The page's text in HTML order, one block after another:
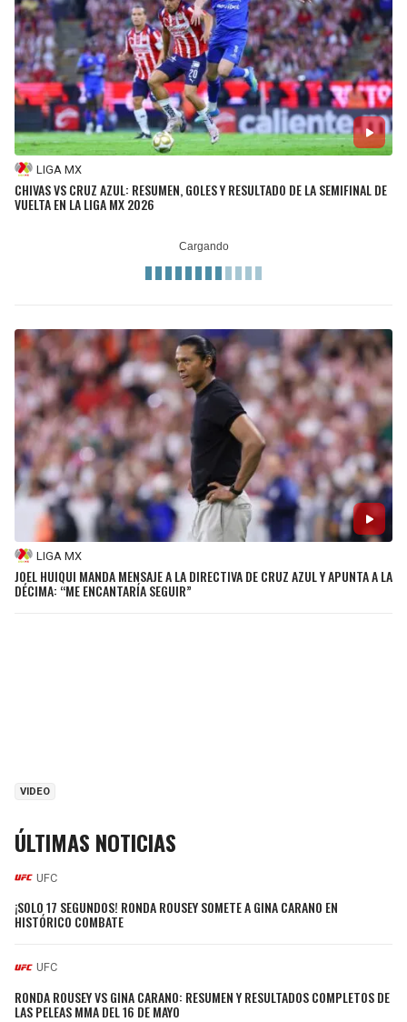
LIGA MX
CHIVAS VS CRUZ AZUL: RESUMEN, GOLES Y RESULTADO DE LA SEMIFINAL DE
VUELTA EN LA LIGA MX 2026
LIGA MX
JOEL HUIQUI MANDA MENSAJE A LA DIRECTIVA DE CRUZ AZUL Y APUNTA A LA
DÉCIMA: “ME ENCANTARÍA SEGUIR”
VIDEO
ÚLTIMAS NOTICIAS
UFC
¡SOLO 17 SEGUNDOS! RONDA ROUSEY SOMETE A GINA CARANO EN
HISTÓRICO COMBATE
UFC
RONDA ROUSEY VS GINA CARANO: RESUMEN Y RESULTADOS COMPLETOS DE
LAS PELEAS MMA DEL 16 DE MAYO